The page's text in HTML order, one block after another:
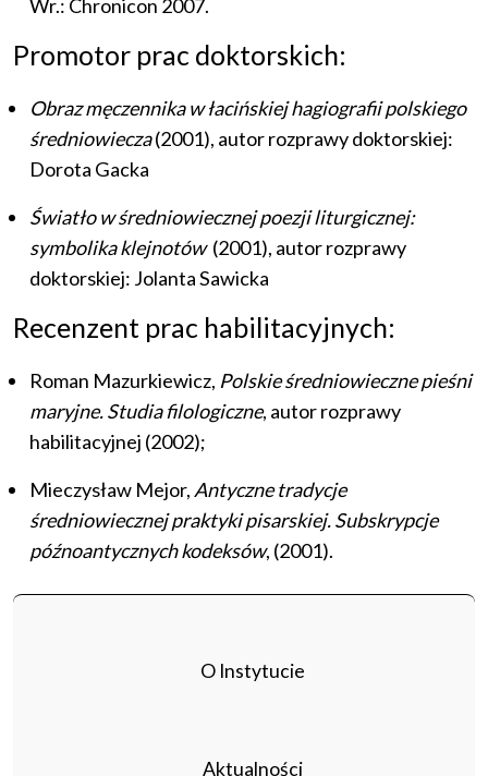
O Instytucie
Aktualności
Wr.: Chronicon 2007.
Promotor prac doktorskich:
Obraz męczennika w łacińskiej hagiografii polskiego
średniowiecza(2001), autor rozprawy doktorskiej:
Dorota Gacka
Światło w średniowiecznej poezji liturgicznej:
symbolika klejnotów(2001), autor rozprawy
doktorskiej: Jolanta Sawicka
Recenzent prac habilitacyjnych:
Roman Mazurkiewicz, Polskie średniowieczne pieśni
maryjne. Studia filologiczne, autor rozprawy
habilitacyjnej (2002);
Mieczysław Mejor, Antyczne tradycje
średniowiecznej praktyki pisarskiej. Subskrypcje
późnoantycznych kodeksów, (2001).